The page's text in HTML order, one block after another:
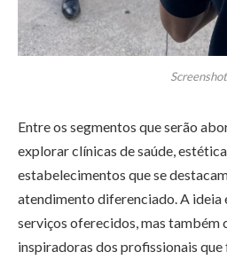
Screenshot
Entre os segmentos que serão
explorar clínicas de saúde,
estabelecimentos que se
atendimento diferenciado. A ideia
serviços oferecidos, mas também
inspiradoras dos profissionais